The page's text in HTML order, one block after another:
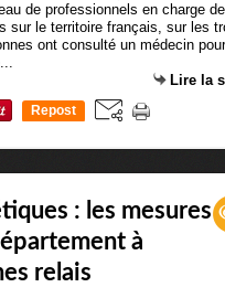
de professionnels en charge
sur le territoire français, sur les
ont consulté un médecin pour
Lire la
Repost
: les mesures
à
relais